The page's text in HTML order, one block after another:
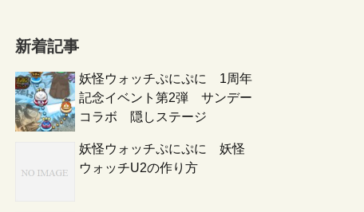
新着記事
妖怪ウォッチぷにぷに 1周年
記念イベント第2弾 サンデー
コラボ 隠しステージ
妖怪ウォッチぷにぷに 妖怪
ウォッチU2の作り方